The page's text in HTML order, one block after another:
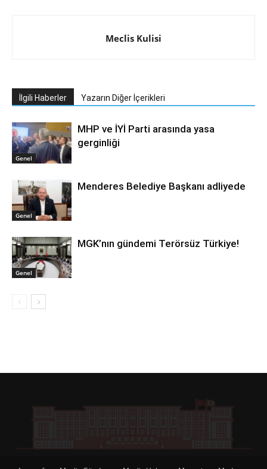
Meclis Kulisi
İlgili Haberler Yazarın Diğer İçerikleri
Genel
MHP ve İYİ Parti arasında yasa
gerginliği
Genel
Menderes Belediye Başkanı adliyede
Genel
MGK’nın gündemi Terörsüz Türkiye!